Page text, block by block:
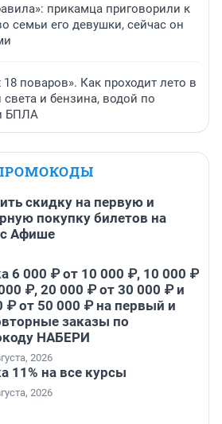
прикамца приговорили к
семьи его девушки, сейчас он
поваров». Как проходит лето в
и бензина, водой по
БПЛА
скидку на первую и
покупку билетов на
Афише
6 000 ₽ от 10 000 ₽, 10 000 ₽
₽, 20 000 ₽ от 30 000 ₽ и
₽ от 50 000 ₽ на первый и
заказы по
НАБЕРИ
2026
11% на все курсы
2026